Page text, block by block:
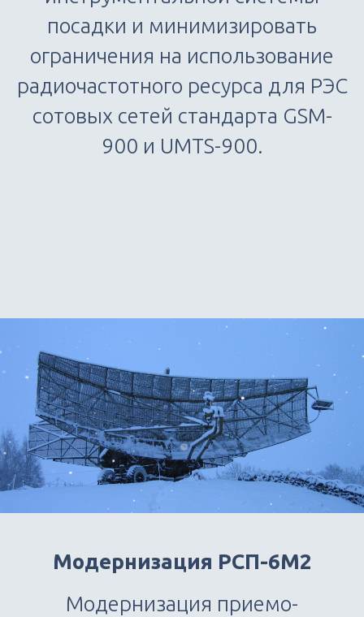
посадки и минимизировать
ограничения на использование
радиочастотного ресурса для РЭС
сотовых сетей стандарта GSM-
900 и UMTS-900.
Модернизация РСП-6М2
Модернизация приемо-